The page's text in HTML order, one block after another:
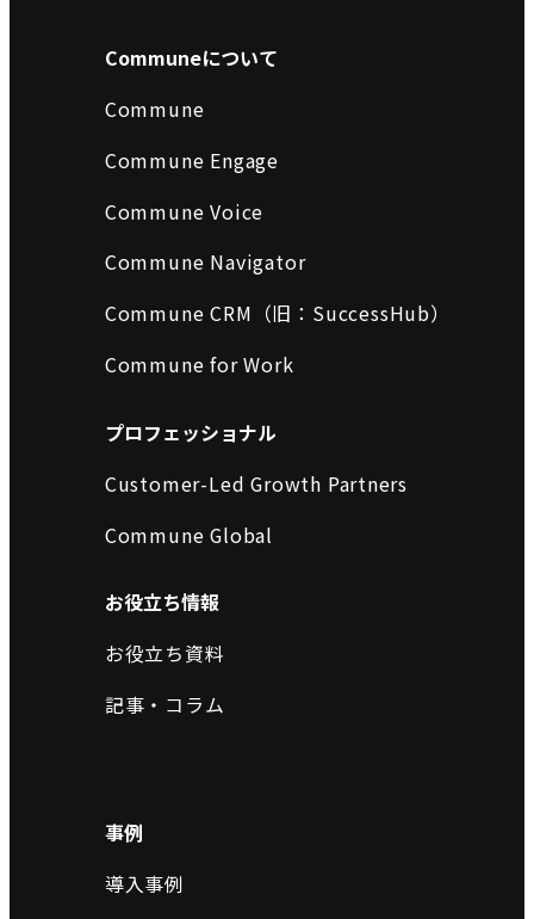
Communeについて
Commune
Commune Engage
Commune Voice
Commune Navigator
Commune CRM（旧：SuccessHub）
Commune for Work
プロフェッショナル
Customer-Led Growth Partners
Commune Global
お役立ち情報
お役立ち資料
記事・コラム
事例
導入事例